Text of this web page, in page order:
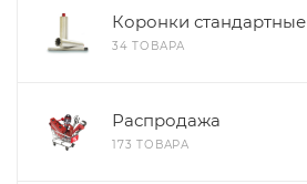
Коронки стандартные
34 ТОВАРА
Распродажа
173 ТОВАРА